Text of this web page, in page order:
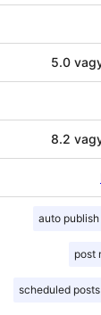
5.0
8.2
auto publish
post
scheduled posts